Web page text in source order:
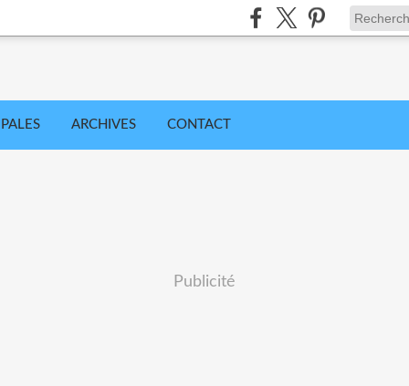
ARCHIVES CONTACT
Publicité